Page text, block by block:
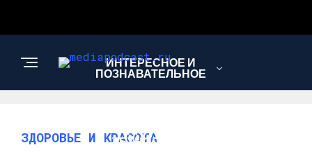
ИНТЕРЕСНОЕ И
ПОЗНАВАТЕЛЬНОЕ
НАУКА И
ТЕХНОЛОГИИ
ЗДОРОВЬЕ И КРАСОТА